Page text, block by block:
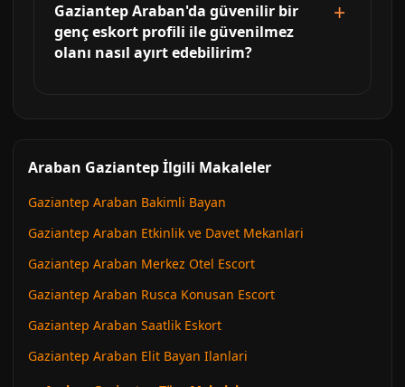
Gaziantep Araban'da güvenilir bir
genç eskort profili ile güvenilmez
olanı nasıl ayırt edebilirim?
Araban Gaziantep İlgili Makaleler
Gaziantep Araban Bakimli Bayan
Gaziantep Araban Etkinlik ve Davet Mekanlari
Gaziantep Araban Merkez Otel Escort
Gaziantep Araban Rusca Konusan Escort
Gaziantep Araban Saatlik Eskort
Gaziantep Araban Elit Bayan Ilanlari